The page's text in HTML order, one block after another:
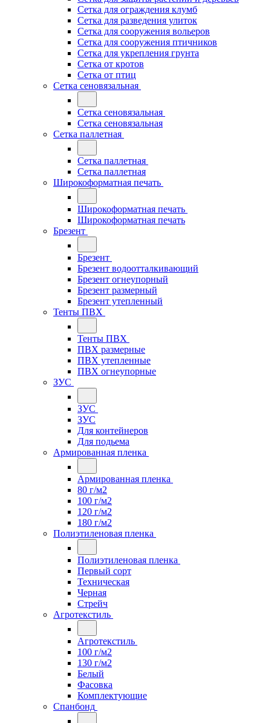
Сетка для ограждения клумб
Сетка для разведения улиток
Сетка для сооружения вольеров
Сетка для сооружения птичников
Сетка для укрепления грунта
Сетка от кротов
Сетка от птиц
Сетка сеновязальная
Сетка сеновязальная
Сетка сеновязальная
Сетка паллетная
Сетка паллетная
Сетка паллетная
Широкоформатная печать
Широкоформатная печать
Широкоформатная печать
Брезент
Брезент
Брезент водоотталкивающий
Брезент огнеупорный
Брезент размерный
Брезент утепленный
Тенты ПВХ
Тенты ПВХ
ПВХ размерные
ПВХ утепленные
ПВХ огнеупорные
ЗУС
ЗУС
ЗУС
Для контейнеров
Для подьема
Армированная пленка
Армированная пленка
80 г/м2
100 г/м2
120 г/м2
180 г/м2
Полиэтиленовая пленка
Полиэтиленовая пленка
Первый сорт
Техническая
Черная
Стрейч
Агротекстиль
Агротекстиль
100 г/м2
130 г/м2
Белый
Фасовка
Комплектующие
Спанбонд